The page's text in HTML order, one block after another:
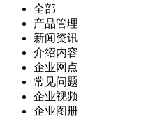
全部
产品管理
新闻资讯
介绍内容
企业网点
常见问题
企业视频
企业图册